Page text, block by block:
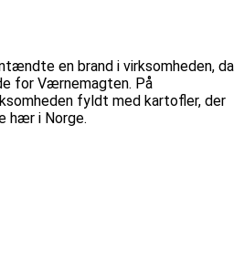
en brand i virksomheden, da
for Værnemagten. På
fyldt med kartofler, der
hær i Norge.